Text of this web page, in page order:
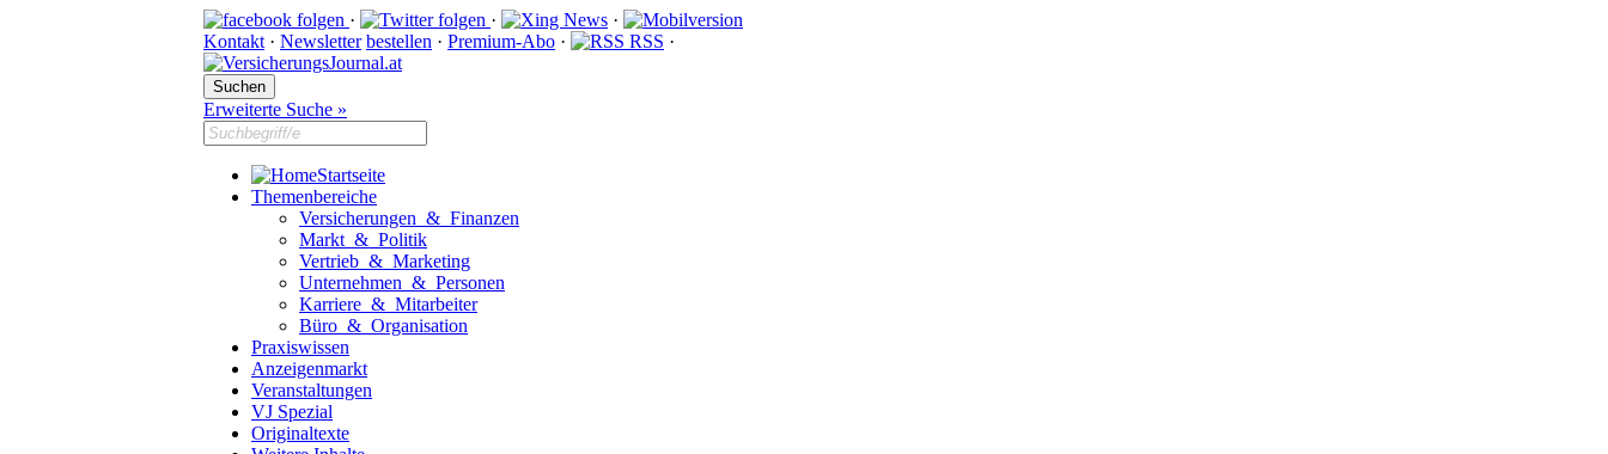
· ·
·
Kontakt · Newsletter bestellen · Premium-Abo · RSS ·
Erweiterte Suche »
Startseite
Themenbereiche
Versicherungen & Finanzen
Markt & Politik
Vertrieb & Marketing
Unternehmen & Personen
Karriere & Mitarbeiter
Büro & Organisation
Praxiswissen
Anzeigenmarkt
Veranstaltungen
VJ Spezial
Originaltexte